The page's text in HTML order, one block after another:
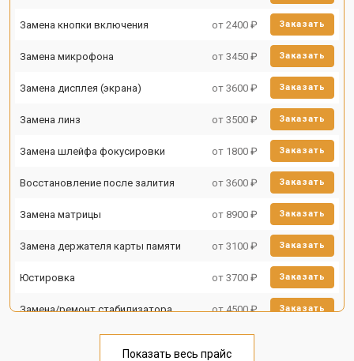
Замена кнопки включения от 2400 ₽ Заказать
Замена микрофона от 3450 ₽ Заказать
Замена дисплея (экрана) от 3600 ₽ Заказать
Замена линз от 3500 ₽ Заказать
Замена шлейфа фокусировки от 1800 ₽ Заказать
Восстановление после залития от 3600 ₽ Заказать
Замена матрицы от 8900 ₽ Заказать
Замена держателя карты памяти от 3100 ₽ Заказать
Юстировка от 3700 ₽ Заказать
Замена/ремонт стабилизатора от 4500 ₽ Заказать
Показать весь прайс